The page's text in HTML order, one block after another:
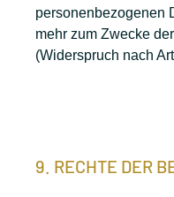
personenbezogenen
mehr zum Zwecke
(Widerspruch nach
9. RECHTE DER